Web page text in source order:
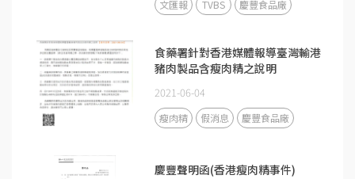
文匯報
TVBS 慶豐食品廠
食藥署針對香港媒體報導臺灣輸港
豬肉製品含瘦肉精之說明
2021-06-04
瘦肉精 假消息 慶豐食品廠
慶豐聲明函(香港瘦肉精事件)